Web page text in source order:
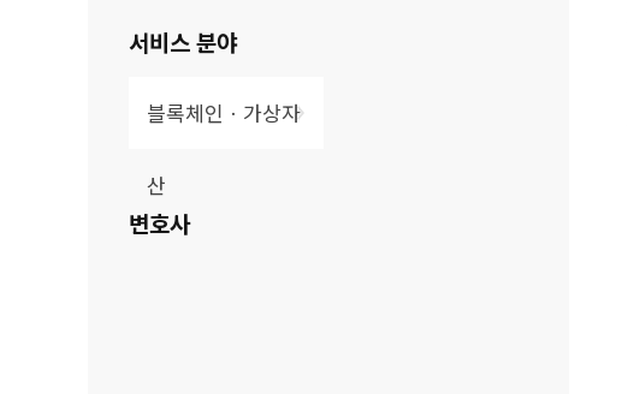
서비스 분야
블록체인ㆍ가상자
산
변호사